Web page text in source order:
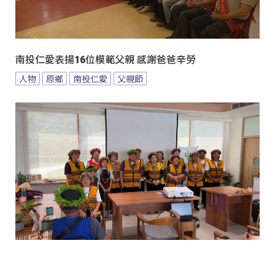
南投仁愛表揚16位模範父親 感謝爸爸辛勞
人物 原鄉 南投仁愛 父親節